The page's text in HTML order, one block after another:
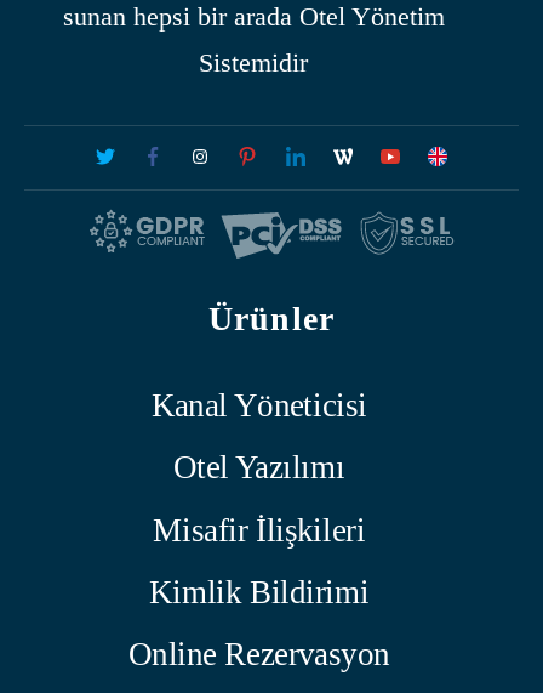
sunan hepsi bir arada Otel Yönetim
Sistemidir
Ürünler
Kanal Yöneticisi
Otel Yazılımı
Misafir İlişkileri
Kimlik Bildirimi
Online Rezervasyon